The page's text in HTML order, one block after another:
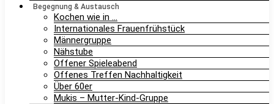
Begegnung & Austausch
Kochen wie in …
Internationales Frauenfrühstück
Männergruppe
Nähstube
Offener Spieleabend
Offenes Treffen Nachhaltigkeit
Über 60er
Mukis – Mutter-Kind-Gruppe